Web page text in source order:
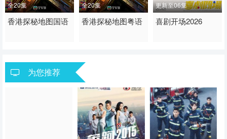
全20集
2026 / 中国香港 / 国语
香港探秘地图国语
全20集
2026 / 中国香港 / 粤语
香港探秘地图粤语
更新至06集
2026 / 中国香港 / 粤语
喜剧开场2026
为您推荐